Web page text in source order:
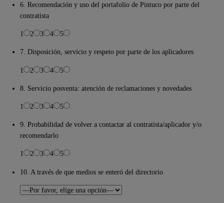
6. Recomendación y uso del portafolio de Pintuco por parte del
contratista
1 2 3 4 5
7. Disposición, servicio y respeto por parte de los aplicadores
1 2 3 4 5
8. Servicio posventa: atención de reclamaciones y novedades
1 2 3 4 5
9. Probabilidad de volver a contactar al contratista/aplicador y/o
recomendarlo
1 2 3 4 5
10. A través de que medios se enteró del directorio